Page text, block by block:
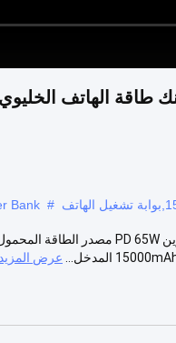
#
Bank
عرض المزيد